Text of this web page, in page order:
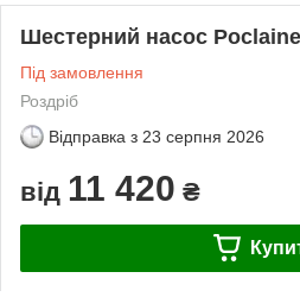
Шестерний насос
Під замовлення
Роздріб
Відправка з 23 серпня 2026
від 11 420 ₴